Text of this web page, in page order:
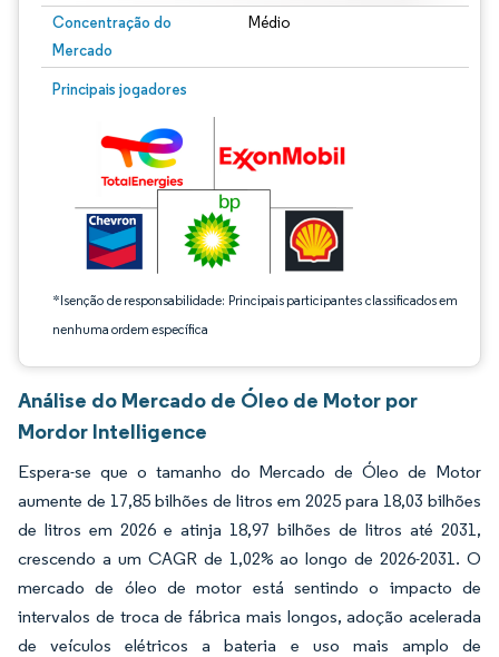
Concentração do
Mercado
Médio
Principais jogadores
*Isenção de responsabilidade: Principais participantes classificados em
nenhuma ordem específica
Imagem © Mordor Intelligence. O reuso requer atribuição conforme CC BY 4.0.
Análise do Mercado de Óleo de Motor por
Mordor Intelligence
Espera-se que o tamanho do Mercado de Óleo de Motor
aumente de 17,85 bilhões de litros em 2025 para 18,03 bilhões
de litros em 2026 e atinja 18,97 bilhões de litros até 2031,
crescendo a um CAGR de 1,02% ao longo de 2026-2031. O
mercado de óleo de motor está sentindo o impacto de
intervalos de troca de fábrica mais longos, adoção acelerada
de veículos elétricos a bateria e uso mais amplo de